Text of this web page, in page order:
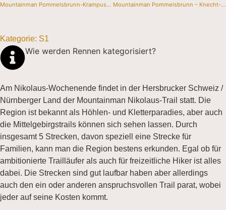
Mountainman Pommelsbrunn-Krampus-Trail Mountainman Pommelsbrunn – Knecht-Ruprecht-Trail
Kategorie: S1
Wie werden Rennen kategorisiert?
Am Nikolaus-Wochenende findet in der Hersbrucker Schweiz /
Nürnberger Land der Mountainman Nikolaus-Trail statt. Die
Region ist bekannt als Höhlen- und Kletterparadies, aber auch
die Mittelgebirgstrails können sich sehen lassen. Durch
insgesamt 5 Strecken, davon speziell eine Strecke für
Familien, kann man die Region bestens erkunden. Egal ob für
ambitionierte Trailläufer als auch für freizeitliche Hiker ist alles
dabei. Die Strecken sind gut laufbar haben aber allerdings
auch den ein oder anderen anspruchsvollen Trail parat, wobei
jeder auf seine Kosten kommt.